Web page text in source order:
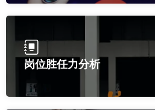
岗位胜任力分析